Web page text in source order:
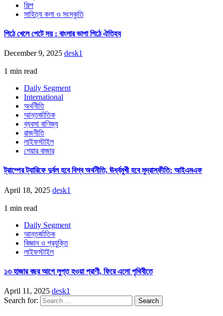
শিল্প
সাহিত্য কলা ও সংস্কৃতি
পিঠে খেলে পেটে সয় : বাংলার ভাপা পিঠে ঐতিহ্য
December 9, 2025 desk1
1 min read
Daily Segment
International
অর্থনীতি
আন্তর্জাতিক
ব্যবসা বাণিজ্য
রাজনীতি
লাইফস্টাইল
শেয়ার বাজার
ট্রাম্পের ট্যারিফে দুর্বল হবে বিশ্ব অর্থনীতি, ঊর্ধ্বমুখী হবে মুদ্রাস্ফীতি: আইএমএফ
April 18, 2025 desk1
1 min read
Daily Segment
আন্তর্জাতিক
বিজ্ঞান ও প্রযুক্তি
লাইফস্টাইল
১৩ হাজার বছর আগে লুপ্ত হওয়া প্রাণী, ফিরে এলো পৃথিবীতে
April 11, 2025 desk1
Search for: